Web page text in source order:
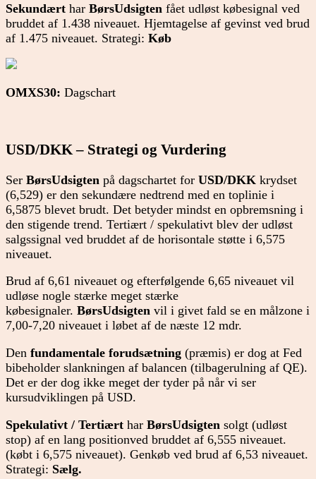
Sekundært har BørsUdsigten fået udløst købesignal ved
bruddet af 1.438 niveauet. Hjemtagelse af gevinst ved brud
af 1.475 niveauet. Strategi: Køb
OMXS30: Dagschart
USD/DKK – Strategi og Vurdering
Ser BørsUdsigten på dagschartet for USD/DKK krydset
(6,529) er den sekundære nedtrend med en toplinie i
6,5875 blevet brudt. Det betyder mindst en opbremsning i
den stigende trend. Tertiært / spekulativt blev der udløst
salgssignal ved bruddet af de horisontale støtte i 6,575
niveauet.
Brud af 6,61 niveauet og efterfølgende 6,65 niveauet vil
udløse nogle stærke meget stærke
købesignaler. BørsUdsigten vil i givet fald se en målzone i
7,00-7,20 niveauet i løbet af de næste 12 mdr.
Den fundamentale forudsætning (præmis) er dog at Fed
bibeholder slankningen af balancen (tilbagerulning af QE).
Det er der dog ikke meget der tyder på når vi ser
kursudviklingen på USD.
Spekulativt / Tertiært har BørsUdsigten solgt (udløst
stop) af en lang positionved bruddet af 6,555 niveauet.
(købt i 6,575 niveauet). Genkøb ved brud af 6,53 niveauet.
Strategi: Sælg.